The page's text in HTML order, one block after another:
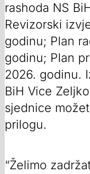
rashoda NS
Revizorski
godinu; Plan
godinu; Plan
2026. godinu.
BiH Vice
sjednice
prilogu.
“Želimo